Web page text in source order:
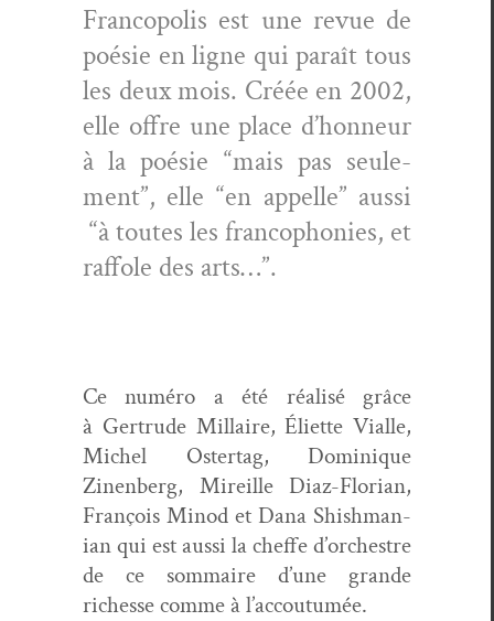
Fran­copo­lis est une revue de
poésie en ligne qui paraît tous
les deux mois. Créée en 2002,
elle offre une place d’hon­neur
à la poésie “mais pas seule­
ment”, elle “en appelle” aus­si
“à toutes les fran­coph­o­nies, et
raf­fole des arts…”.
Ce numéro a été réal­isé grâce
à Gertrude Mil­laire, Éli­ette Vialle,
Michel Ostertag, Dominique
Zinen­berg, Mireille Diaz-Flo­ri­an,
François Min­od et Dana Shish­man­
ian qui est aus­si la cheffe d’orchestre
de ce som­maire d’une grande
richesse comme à l’accoutumée.